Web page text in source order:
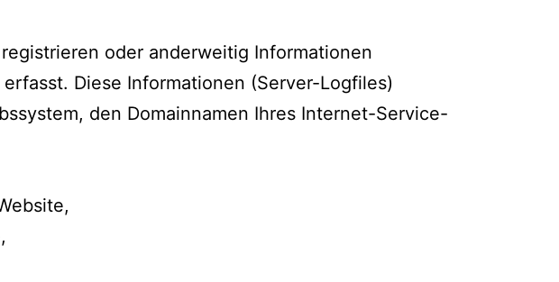
oder anderweitig Informationen
Diese Informationen (Server-Logfiles)
den Domainnamen Ihres Internet-Service-